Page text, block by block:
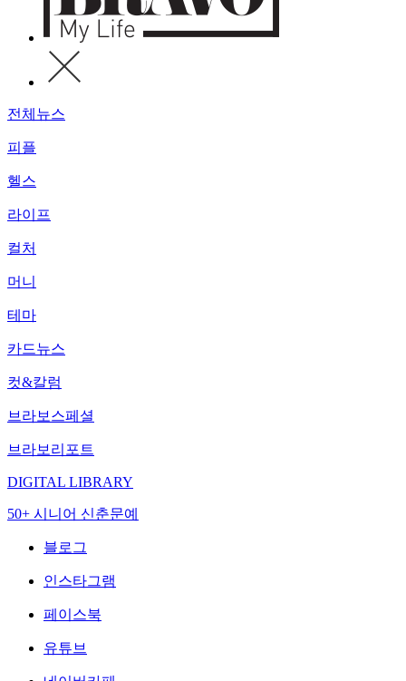
전체뉴스
피플
헬스
라이프
컬처
머니
테마
카드뉴스
컷&칼럼
브라보스페셜
브라보리포트
DIGITAL LIBRARY
50+ 시니어 신춘문예
블로그
인스타그램
페이스북
유튜브